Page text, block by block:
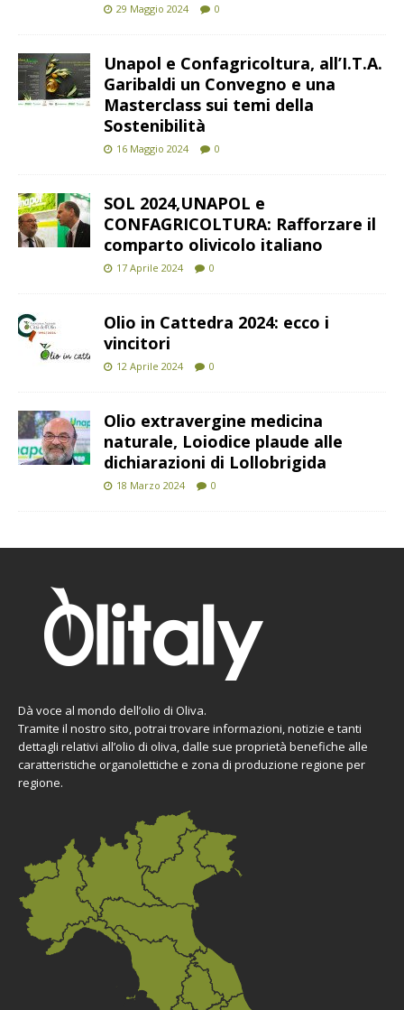
29 Maggio 2024 0
Unapol e Confagricoltura, all’I.T.A.
Garibaldi un Convegno e una
Masterclass sui temi della
Sostenibilità
16 Maggio 2024 0
SOL 2024,UNAPOL e
CONFAGRICOLTURA: Rafforzare il
comparto olivicolo italiano
17 Aprile 2024 0
Olio in Cattedra 2024: ecco i
vincitori
12 Aprile 2024 0
Olio extravergine medicina
naturale, Loiodice plaude alle
dichiarazioni di Lollobrigida
18 Marzo 2024 0
Dà voce al mondo dell’olio di Oliva.
Tramite il nostro sito, potrai trovare informazioni, notizie e tanti
dettagli relativi all’olio di oliva, dalle sue proprietà benefiche alle
caratteristiche organolettiche e zona di produzione regione per
regione.